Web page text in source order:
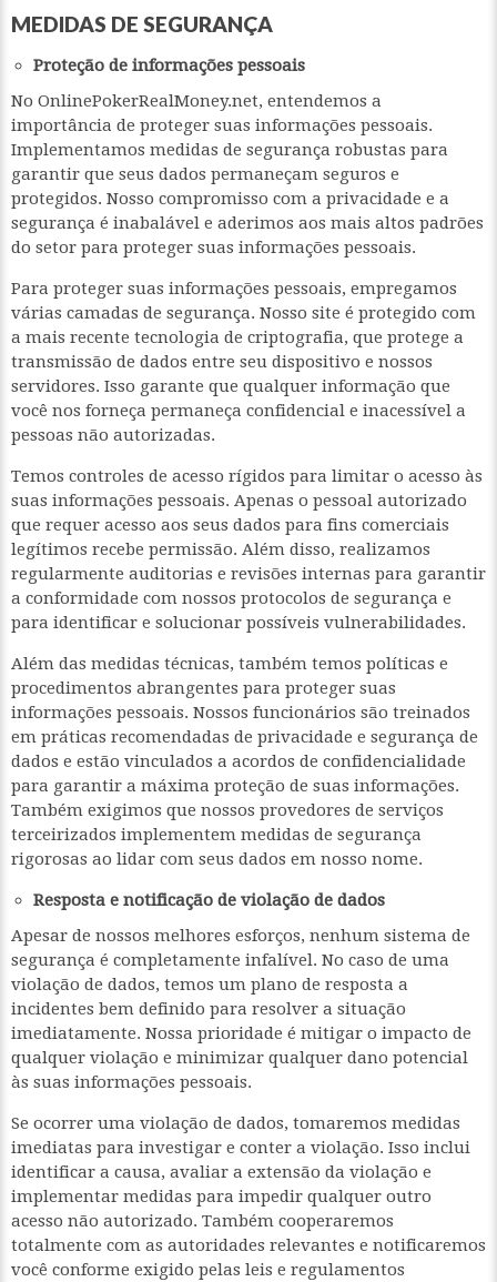
MEDIDAS DE SEGURANÇA
Proteção de informações pessoais
No OnlinePokerRealMoney.net, entendemos a
importância de proteger suas informações pessoais.
Implementamos medidas de segurança robustas para
garantir que seus dados permaneçam seguros e
protegidos. Nosso compromisso com a privacidade e a
segurança é inabalável e aderimos aos mais altos padrões
do setor para proteger suas informações pessoais.
Para proteger suas informações pessoais, empregamos
várias camadas de segurança. Nosso site é protegido com
a mais recente tecnologia de criptografia, que protege a
transmissão de dados entre seu dispositivo e nossos
servidores. Isso garante que qualquer informação que
você nos forneça permaneça confidencial e inacessível a
pessoas não autorizadas.
Temos controles de acesso rígidos para limitar o acesso às
suas informações pessoais. Apenas o pessoal autorizado
que requer acesso aos seus dados para fins comerciais
legítimos recebe permissão. Além disso, realizamos
regularmente auditorias e revisões internas para garantir
a conformidade com nossos protocolos de segurança e
para identificar e solucionar possíveis vulnerabilidades.
Além das medidas técnicas, também temos políticas e
procedimentos abrangentes para proteger suas
informações pessoais. Nossos funcionários são treinados
em práticas recomendadas de privacidade e segurança de
dados e estão vinculados a acordos de confidencialidade
para garantir a máxima proteção de suas informações.
Também exigimos que nossos provedores de serviços
terceirizados implementem medidas de segurança
rigorosas ao lidar com seus dados em nosso nome.
Resposta e notificação de violação de dados
Apesar de nossos melhores esforços, nenhum sistema de
segurança é completamente infalível. No caso de uma
violação de dados, temos um plano de resposta a
incidentes bem definido para resolver a situação
imediatamente. Nossa prioridade é mitigar o impacto de
qualquer violação e minimizar qualquer dano potencial
às suas informações pessoais.
Se ocorrer uma violação de dados, tomaremos medidas
imediatas para investigar e conter a violação. Isso inclui
identificar a causa, avaliar a extensão da violação e
implementar medidas para impedir qualquer outro
acesso não autorizado. Também cooperaremos
totalmente com as autoridades relevantes e notificaremos
você conforme exigido pelas leis e regulamentos